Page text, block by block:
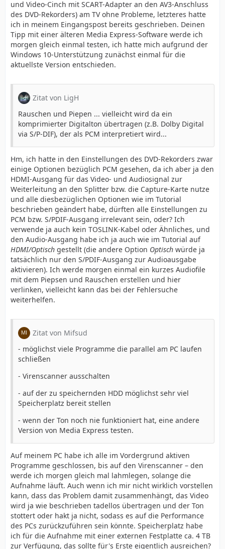
und Video-Cinch mit SCART-Adapter an den AV3-Anschluss
des DVD-Rekorders) am TV ohne Probleme, letzteres hatte
ich in meinem Eingangspost bereits geschrieben. Deinen
Tipp mit einer älteren Media Express-Software werde ich
morgen gleich einmal testen, ich hatte mich aufgrund der
Windows 10-Unterstützung zunächst einmal für die
aktuellste Version entschieden.
Zitat von LigH
Rauschen und Piepen ... vielleicht wird da ein
komprimierter Digitalton übertragen (z.B. Dolby Digital
via S/P-DIF), der als PCM interpretiert wird...
Hm, ich hatte in den Einstellungen des DVD-Rekorders zwar
einige Optionen bezüglich PCM gesehen, da ich aber ja den
HDMI-Ausgang für das Video- und Audiosignal zur
Weiterleitung an den Splitter bzw. die Capture-Karte nutze
und alle diesbezüglichen Optionen wie im Tutorial
beschrieben geändert habe, dürften alle Einstellungen zu
PCM bzw. S/PDIF-Ausgang irrelevant sein, oder? Ich
verwende ja auch kein TOSLINK-Kabel oder Ähnliches, und
den Audio-Ausgang habe ich ja auch wie im Tutorial auf
HDMI/Optisch gestellt (die andere Option Optisch würde ja
tatsächlich nur den S/PDIF-Ausgang zur Audioausgabe
aktivieren). Ich werde morgen einmal ein kurzes Audiofile
mit dem Piepsen und Rauschen erstellen und hier
verlinken, vielleicht kann das bei der Fehlersuche
weiterhelfen.
Zitat von Mifsud
- möglichst viele Programme die parallel am PC laufen
schließen
- Virenscanner ausschalten
- auf der zu speichernden HDD möglichst sehr viel
Speicherplatz bereit stellen
- wenn der Ton noch nie funktioniert hat, eine andere
Version von Media Express testen.
Auf meinem PC habe ich alle im Vordergrund aktiven
Programme geschlossen, bis auf den Virenscanner – den
werde ich morgen gleich mal lahmlegen, solange die
Aufnahme läuft. Auch wenn ich mir nicht wirklich vorstellen
kann, dass das Problem damit zusammenhängt, das Video
wird ja wie beschrieben tadellos übertragen und der Ton
stottert oder hakt ja nicht, sodass es auf die Performance
des PCs zurückzuführen sein könnte. Speicherplatz habe
ich für die Aufnahme mit einer externen Festplatte ca. 4 TB
zur Verfügung, das sollte für's Erste eigentlich ausreichen?